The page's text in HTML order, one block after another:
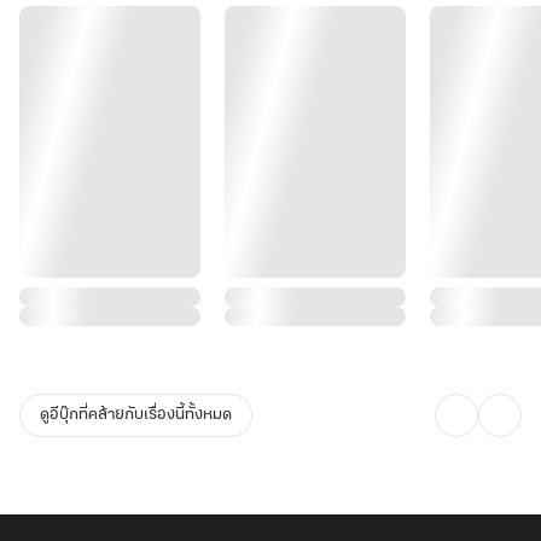
ดูอีบุ๊กที่คล้ายกับเรื่องนี้ทั้งหมด